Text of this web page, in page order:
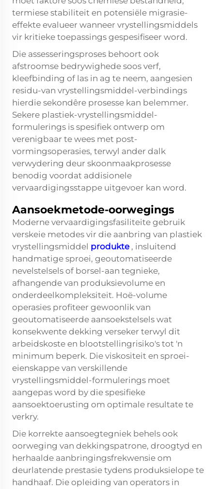
termiese stabiliteit en potensiële migrasie-
effekte evalueer wanneer vrystellingsmiddels
vir kritieke toepassings gespesifiseer word.
Die assesseringsproses behoort ook
afstroomse bedrywighede soos verf,
kleefbinding of las in ag te neem, aangesien
residu-van vrystellingsmiddel-verbindings
hierdie sekondêre prosesse kan belemmer.
Sekere plastiek-vrystellingsmiddel-
formulerings is spesifiek ontwerp om
verenigbaar te wees met post-
vormingsoperasies, terwyl ander dalk
verwydering deur skoonmaakprosesse
benodig voordat addisionele
vervaardigingsstappe uitgevoer kan word.
Aansoekmetode-oorwegings
Moderne vervaardigingsfasiliteite gebruik
verskeie metodes vir die aanbring van plastiek
vrystellingsmiddel produkte , insluitend
handmatige sproei, geoutomatiseerde
nevelstelsels of borsel-aan tegnieke,
afhangende van produksievolume en
onderdeelkompleksiteit. Hoë-volume
operasies profiteer gewoonlik van
geoutomatiseerde aansoekstelsels wat
konsekwente dekking verseker terwyl dit
arbeidskoste en blootstellingrisiko's tot 'n
minimum beperk. Die viskositeit en sproei-
eienskappe van verskillende
vrystellingsmiddel-formulerings moet
aangepas word by die spesifieke
aansoektoerusting om optimale resultate te
verkry.
Die korrekte aansoegtegniek behels ook
oorweging van dekkingspatrone, droogtyd en
herhaalde aanbringingsfrekwensie om
deurlatende prestasie tydens produksielope te
handhaaf. Die opleiding van operators in